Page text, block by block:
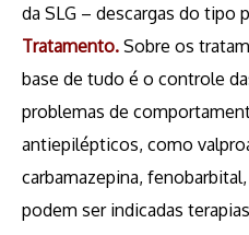
da SLG – descargas do tipo
Tratamento. Sobre os
base de tudo é o controle
problemas de
antiepilépticos, como
carbamazepina,
podem ser indicadas